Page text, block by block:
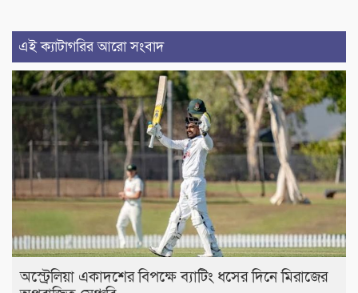
এই ক্যাটাগরির আরো সংবাদ
অস্ট্রেলিয়া একাদশের বিপক্ষে ব্যাটিং ধসের দিনে মিরাজের